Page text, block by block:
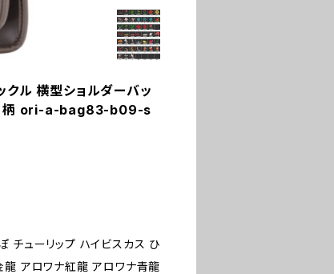
ル 横型ショルダーバッ
ド 柄 ori-a-bag83-b09-s
チューリップ ハイビスカス ひ
アロワナ紅龍 アロワナ青龍